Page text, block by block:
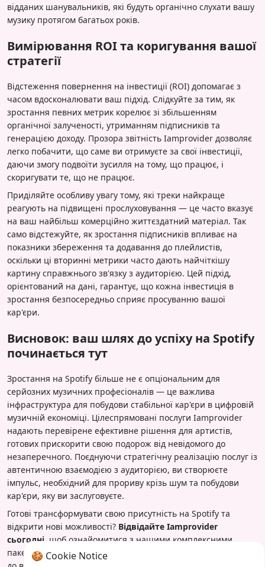
відданих шанувальників, які будуть органічно слухати вашу
музику протягом багатьох років.
Вимірювання ROI та коригування вашої
стратегії
Відстеження повернення на інвестиції (ROI) допомагає з
часом вдосконалювати ваш підхід. Слідкуйте за тим, як
зростання певних метрик корелює зі збільшенням
органічної залученості, утриманням підписників та
генерацією доходу. Прозора звітність Iamprovider дозволяє
легко побачити, що саме ви отримуєте за свої інвестиції,
даючи змогу подвоїти зусилля на тому, що працює, і
скоригувати те, що не працює.
Приділяйте особливу увагу тому, які треки найкраще
реагують на підвищені прослуховування — це часто вказує
на ваш найбільш комерційно життєздатний матеріал. Так
само відстежуйте, як зростання підписників впливає на
показники збереження та додавання до плейлистів,
оскільки ці вторинні метрики часто дають найчіткішу
картину справжнього зв'язку з аудиторією. Цей підхід,
орієнтований на дані, гарантує, що кожна інвестиція в
зростання безпосередньо сприяє просуванню вашої
кар'єри.
Висновок: ваш шлях до успіху на Spotify
починається тут
Зростання на Spotify більше не є опціональним для
серйозних музичних професіоналів — це важлива
інфраструктура для побудови стабільної кар'єри в цифровій
музичній економіці. Цілеспрямовані послуги Iamprovider
надають перевірене ефективне рішення для артистів,
готових прискорити свою подорож від невідомого до
незаперечного. Поєднуючи стратегічну реалізацію послуг із
автентичною взаємодією з аудиторією, ви створюєте
імпульс, необхідний для прориву крізь шум та побудови
кар'єри, яку ви заслуговуєте.
Готові трансформувати свою присутність на Spotify та
відкрити нові можливості? Відвідайте Iamprovider
сьогодні , щоб ознайомитися з нашими комплексними
пакетами зростання для Spotify і розпочати свою подорож
🍪 Cookie Notice